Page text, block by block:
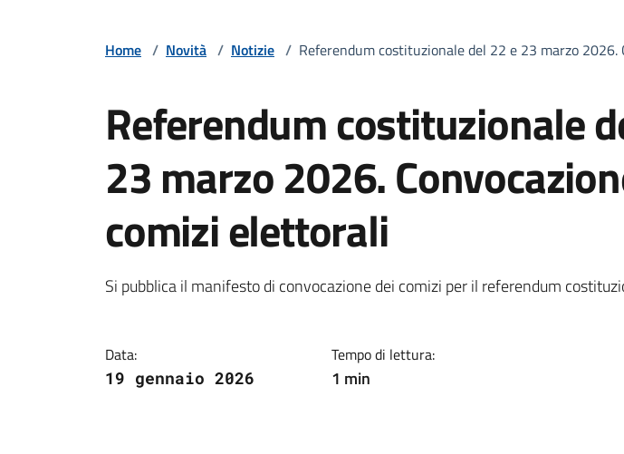
Home / Novità / Notizie / Referendum costituzionale del 22 e 23 marzo
Referendum costituzionale
23 marzo 2026.
comizi elettorali
Dettagli della notizia
Si pubblica il manifesto di convocazione dei comizi per il referendum
Data:
19 gennaio 2026
Tempo di lettura:
1 min